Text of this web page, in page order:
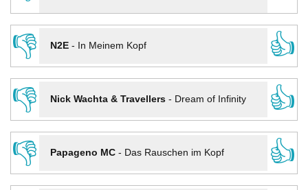
👎
N2E- In Meinem Kopf
👍
👎
Nick Wachta & Travellers- Dream of Infinity
👍
👎
Papageno MC- Das Rauschen im Kopf
👍